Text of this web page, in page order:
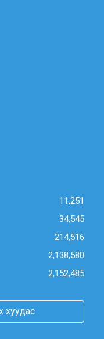
11,251
34,545
214,516
2,138,580
2,152,485
хуудас